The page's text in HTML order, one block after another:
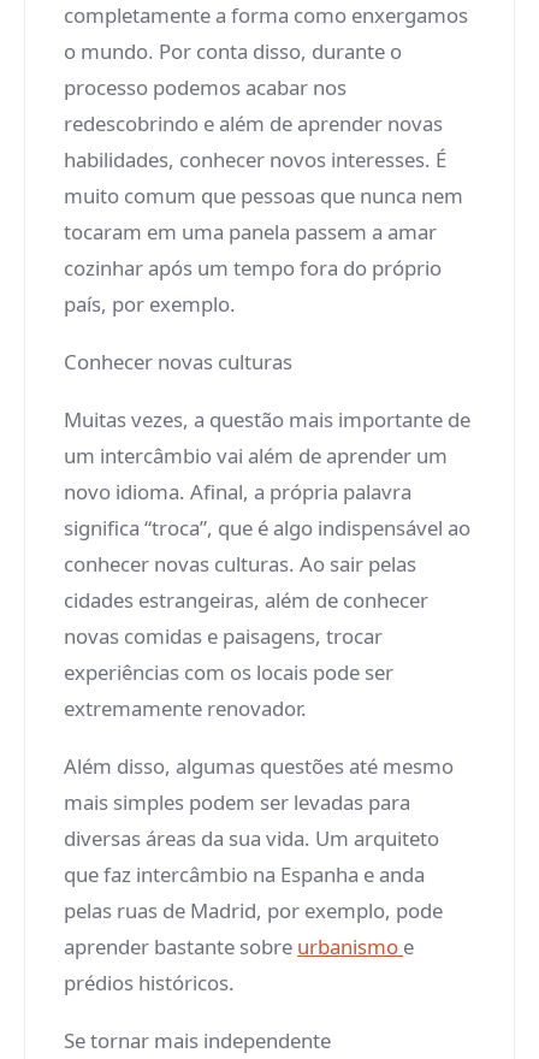
completamente a forma como enxergamos
o mundo. Por conta disso, durante o
processo podemos acabar nos
redescobrindo e além de aprender novas
habilidades, conhecer novos interesses. É
muito comum que pessoas que nunca nem
tocaram em uma panela passem a amar
cozinhar após um tempo fora do próprio
país, por exemplo.
Conhecer novas culturas
Muitas vezes, a questão mais importante de
um intercâmbio vai além de aprender um
novo idioma. Afinal, a própria palavra
significa “troca”, que é algo indispensável ao
conhecer novas culturas. Ao sair pelas
cidades estrangeiras, além de conhecer
novas comidas e paisagens, trocar
experiências com os locais pode ser
extremamente renovador.
Além disso, algumas questões até mesmo
mais simples podem ser levadas para
diversas áreas da sua vida. Um arquiteto
que faz intercâmbio na Espanha e anda
pelas ruas de Madrid, por exemplo, pode
aprender bastante sobre urbanismo e
prédios históricos.
Se tornar mais independente